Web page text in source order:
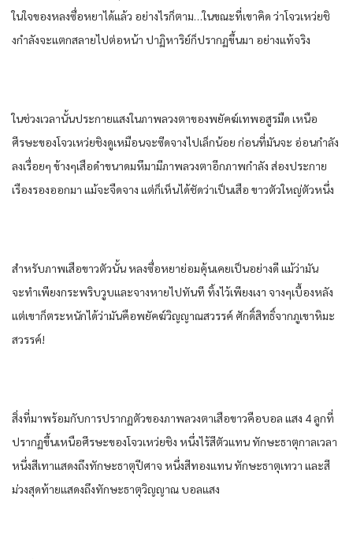
ในใจของหลงซื่อหยาได้แล้ว อย่างไรก็ตาม…ในขณะที่เขาคิด ว่าโจวเหว่ยชิ
งกําลังจะแตกสลายไปต่อหน้า ปาฏิหาริย์ก็ปรากฏขึ้นมา อย่างแท้จริง
ในช่วงเวลานั้นประกายแสงในภาพลวงตาของพยัคฆ์เทพอสูรมืด เหนือ
ศีรษะของโจวเหว่ยชิงดูเหมือนจะซีดจางไปเล็กน้อย ก่อนที่มันจะ อ่อนกําลัง
ลงเรื่อยๆ ข้างๆเสือดําขนาดมหึมามีภาพลวงตาอีกภาพกําลัง ส่องประกาย
เรืองรองออกมา แม้จะจืดจาง แต่ก็เห็นได้ชัดว่าเป็นเสือ ขาวตัวใหญ่ตัวหนึ่ง
สําหรับภาพเสือขาวตัวนั้น หลงซื่อหยาย่อมคุ้นเคยเป็นอย่างดี แม้ว่ามัน
จะทําเพียงกระพริบวูบและจางหายไปทันที ทิ้งไว้เพียงเงา จางๆเบื้องหลัง
แต่เขาก็ตระหนักได้ว่ามันคือพยัคฆ์วิญญาณสวรรค์ ศักดิ์สิทธิ์จากภูเขาหิมะ
สวรรค์!
สิ่งที่มาพร้อมกับการปรากฏตัวของภาพลวงตาเสือขาวคือบอล แสง 4 ลูกที่
ปรากฏขึ้นเหนือศีรษะของโจวเหว่ยชิง หนึ่งไร้สีตัวแทน ทักษะธาตุกาลเวลา
หนึ่งสีเทาแสดงถึงทักษะธาตุปีศาจ หนึ่งสีทองแทน ทักษะธาตุเทวา และสี
ม่วงสุดท้ายแสดงถึงทักษะธาตุวิญญาณ บอลแสง